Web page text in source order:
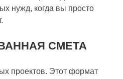
нужд, когда вы просто
СМЕТА
проектов. Этот формат